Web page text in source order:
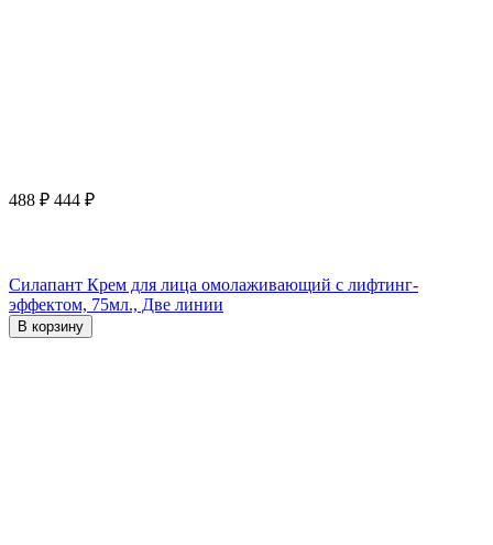
488 ₽ 444 ₽
Силапант Крем для лица омолаживающий с лифтинг-
эффектом, 75мл., Две линии
В корзину